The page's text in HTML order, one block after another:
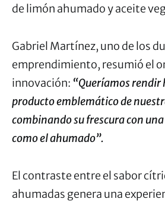
de limón ahumado y aceite
Gabriel Martínez, uno de los
emprendimiento, resumió el
innovación: “Queríamos rendir
producto emblemático de
combinando su frescura con
como el ahumado”.
El contraste entre el sabor
ahumadas genera una